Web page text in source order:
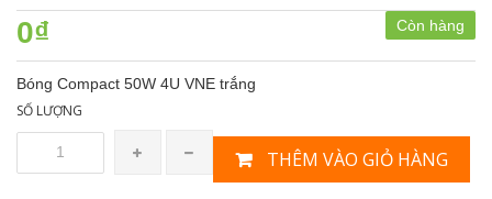
Còn hàng
0₫
Bóng Compact 50W 4U VNE trắng
SỐ LƯỢNG
THÊM VÀO GIỎ HÀNG